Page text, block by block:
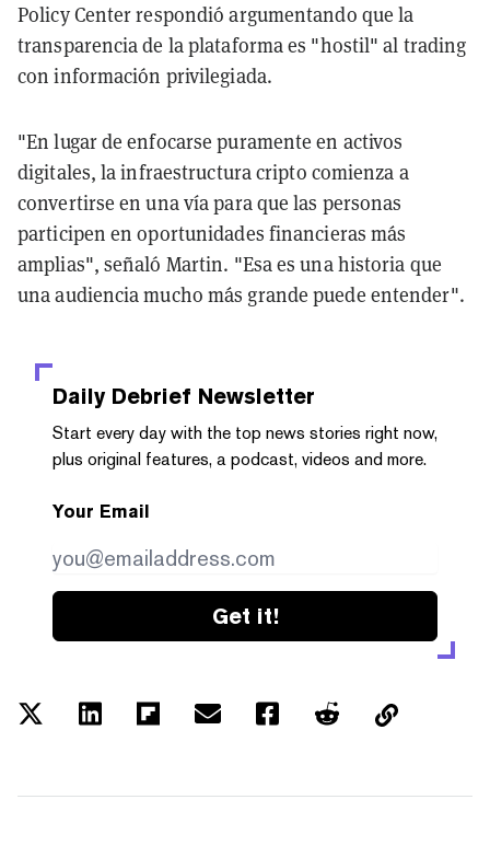
Policy Center respondió argumentando que la
transparencia de la plataforma es "hostil" al trading
con información privilegiada.
"En lugar de enfocarse puramente en activos
digitales, la infraestructura cripto comienza a
convertirse en una vía para que las personas
participen en oportunidades financieras más
amplias", señaló Martin. "Esa es una historia que
una audiencia mucho más grande puede entender".
Daily Debrief Newsletter
Start every day with the top news stories right now,
plus original features, a podcast, videos and more.
Your Email
Get it!